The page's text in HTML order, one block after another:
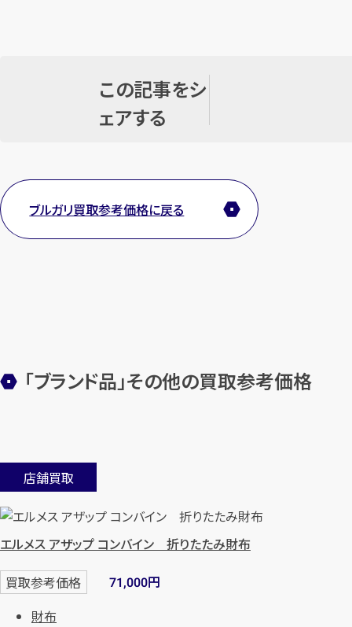
この記事をシ
ェアする
ブルガリ買取参考価格に戻る
「ブランド品」その他の買取参考価格
店舗買取
エルメス アザップ コンバイン 折りたたみ財布
買取参考価格 71,000円
財布